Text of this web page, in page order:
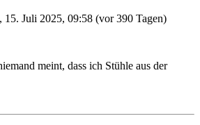
15. Juli 2025, 09:58 (vor 390 Tagen)
meint, dass ich Stühle aus der